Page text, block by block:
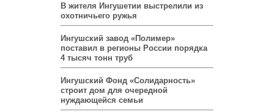
В жителя Ингушетии выстрелили из
охотничьего ружья
Ингушский завод «Полимер»
поставил в регионы России порядка
4 тысяч тонн труб
Ингушский Фонд «Солидарность»
строит дом для очередной
нуждающейся семьи